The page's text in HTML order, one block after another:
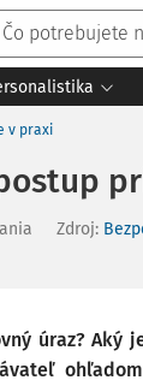
v praxi
Zdroj:
úraz? Aký